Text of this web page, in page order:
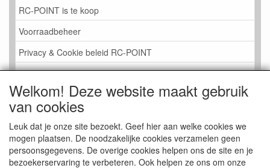
RC-POINT is te koop
Voorraadbeheer
Privacy & Cookie beleid RC-POINT
LINK PAGINA
Gastenboek RC-POINT
Kijkje in de Winkel
Welkom! Deze website maakt gebruik
van cookies
Leuk dat je onze site bezoekt. Geef hier aan welke cookies we
mogen plaatsen. De noodzakelijke cookies verzamelen geen
persoonsgegevens. De overige cookies helpen ons de site en je
bezoekerservaring te verbeteren. Ook helpen ze ons om onze